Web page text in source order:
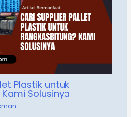
Plastik untuk
Solusinya